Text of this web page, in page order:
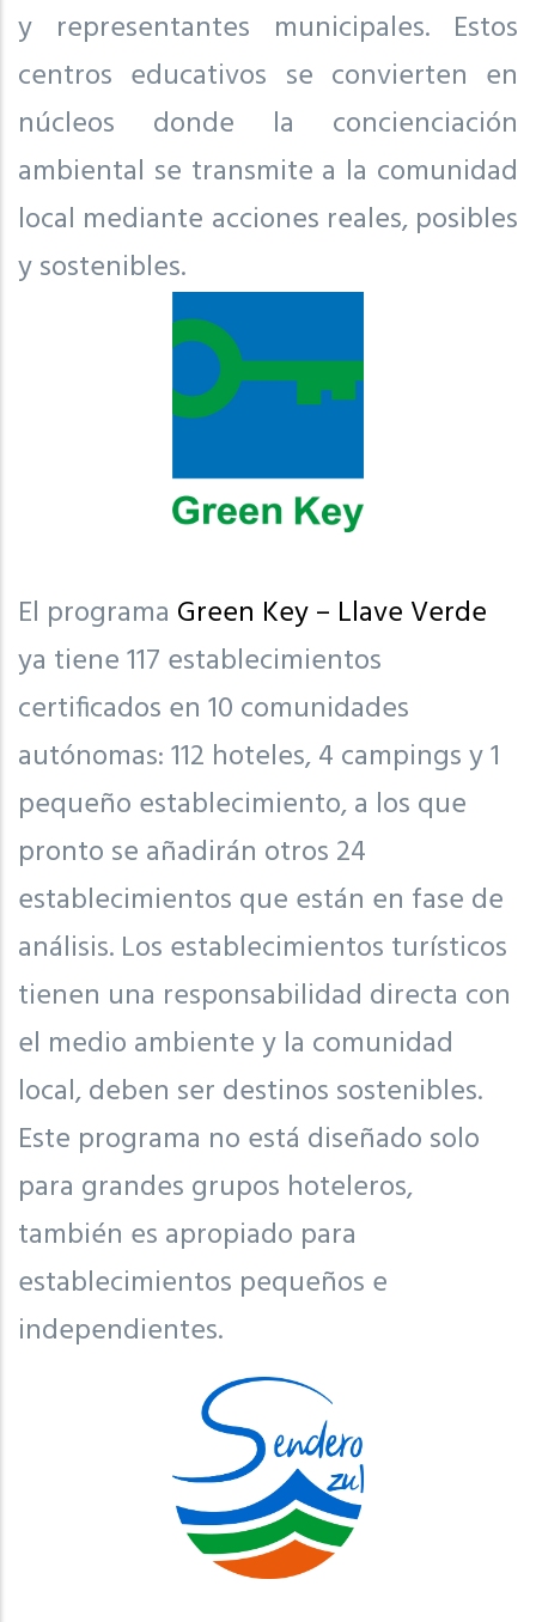
y representantes municipales. Estos
centros educativos se convierten en
núcleos donde la concienciación
ambiental se transmite a la comunidad
local mediante acciones reales, posibles
y sostenibles.
El programa Green Key – Llave Verde
ya tiene 117 establecimientos
certificados en 10 comunidades
autónomas: 112 hoteles, 4 campings y 1
pequeño establecimiento, a los que
pronto se añadirán otros 24
establecimientos que están en fase de
análisis. Los establecimientos turísticos
tienen una responsabilidad directa con
el medio ambiente y la comunidad
local, deben ser destinos sostenibles.
Este programa no está diseñado solo
para grandes grupos hoteleros,
también es apropiado para
establecimientos pequeños e
independientes.